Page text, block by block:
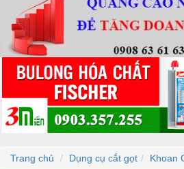
Trang chủ Dụng cụ cắt gọt Khoan